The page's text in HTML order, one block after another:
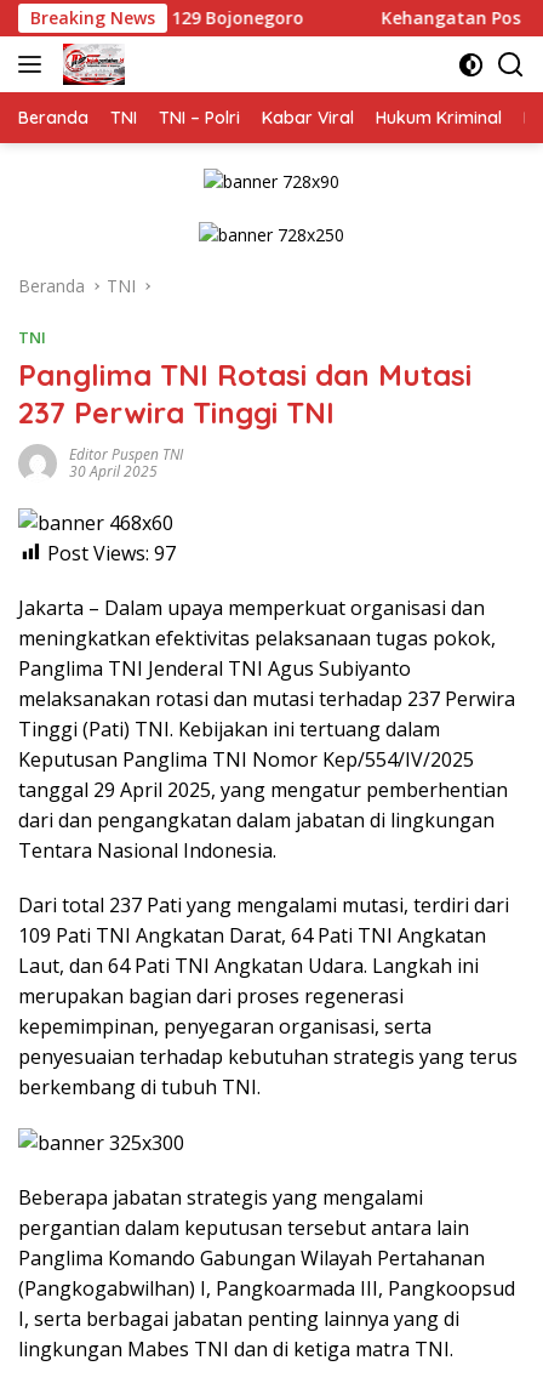
Langsung
ke
konten
Breaking News
TMMD 129 Bojonegoro Kehangatan Pos 1 Kesongo:
Beranda TNI TNI – Polri Kabar Viral Hukum Kriminal
Beranda TNI
TNI
Panglima TNI Rotasi dan Mutasi
237 Perwira Tinggi TNI
Editor Puspen TNI
30 April 2025
Post Views: 97
Jakarta – Dalam upaya memperkuat organisasi dan
meningkatkan efektivitas pelaksanaan tugas pokok,
Panglima TNI Jenderal TNI Agus Subiyanto
melaksanakan rotasi dan mutasi terhadap 237 Perwira
Tinggi (Pati) TNI. Kebijakan ini tertuang dalam
Keputusan Panglima TNI Nomor Kep/554/IV/2025
tanggal 29 April 2025, yang mengatur pemberhentian
dari dan pengangkatan dalam jabatan di lingkungan
Tentara Nasional Indonesia.
Dari total 237 Pati yang mengalami mutasi, terdiri dari
109 Pati TNI Angkatan Darat, 64 Pati TNI Angkatan
Laut, dan 64 Pati TNI Angkatan Udara. Langkah ini
merupakan bagian dari proses regenerasi
kepemimpinan, penyegaran organisasi, serta
penyesuaian terhadap kebutuhan strategis yang terus
berkembang di tubuh TNI.
Beberapa jabatan strategis yang mengalami
pergantian dalam keputusan tersebut antara lain
Panglima Komando Gabungan Wilayah Pertahanan
(Pangkogabwilhan) I, Pangkoarmada III, Pangkoopsud
I, serta berbagai jabatan penting lainnya yang di
lingkungan Mabes TNI dan di ketiga matra TNI.